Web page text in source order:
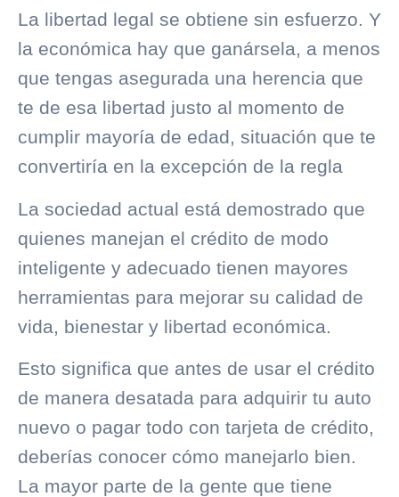
La libertad legal se obtiene sin esfuerzo. Y
la económica hay que ganársela, a menos
que tengas asegurada una herencia que
te de esa libertad justo al momento de
cumplir mayoría de edad, situación que te
convertiría en la excepción de la regla
La sociedad actual está demostrado que
quienes manejan el crédito de modo
inteligente y adecuado tienen mayores
herramientas para mejorar su calidad de
vida, bienestar y libertad económica.
Esto significa que antes de usar el crédito
de manera desatada para adquirir tu auto
nuevo o pagar todo con tarjeta de crédito,
deberías conocer cómo manejarlo bien.
La mayor parte de la gente que tiene